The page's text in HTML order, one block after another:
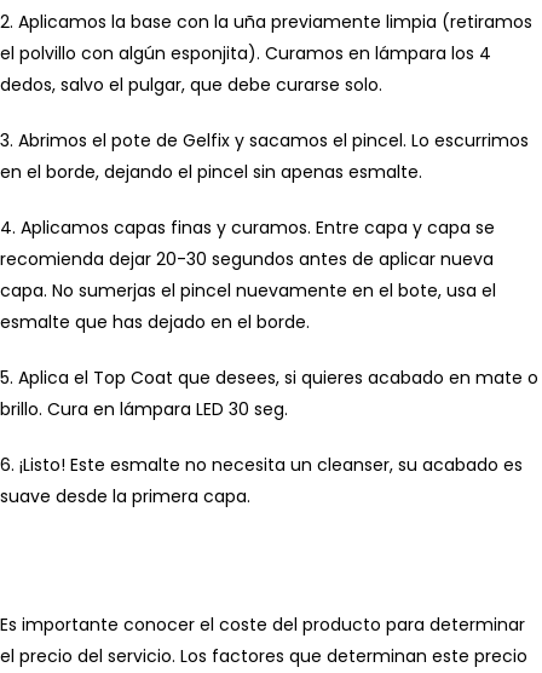
2. Aplicamos la base con la uña previamente limpia (retiramos
el polvillo con algún esponjita). Curamos en lámpara los 4
dedos, salvo el pulgar, que debe curarse solo.
3. Abrimos el pote de Gelfix y sacamos el pincel. Lo escurrimos
en el borde, dejando el pincel sin apenas esmalte.
4. Aplicamos capas finas y curamos. Entre capa y capa se
recomienda dejar 20-30 segundos antes de aplicar nueva
capa. No sumerjas el pincel nuevamente en el bote, usa el
esmalte que has dejado en el borde.
5. Aplica el Top Coat que desees, si quieres acabado en mate o
brillo. Cura en lámpara LED 30 seg.
6. ¡Listo! Este esmalte no necesita un cleanser, su acabado es
suave desde la primera capa.
Es importante conocer el coste del producto para determinar
el precio del servicio. Los factores que determinan este precio